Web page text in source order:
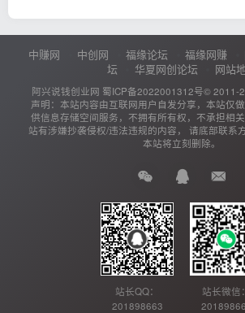
中赚网 中创网 福缘论坛 福缘网赚
坛
华夏网创论坛 网站
阿兴说钱创业网 蜀ICP备2022001312号© 2011-
声明：本站内容由互联网用户自发分享，本站仅
供信息存储空间服务，不拥有所有权，不承担相
站有涉嫌抄袭侵权/违法违规的内容， 请底部联系
本站将立刻删除。
站长QQ：
201898663
站长微信：